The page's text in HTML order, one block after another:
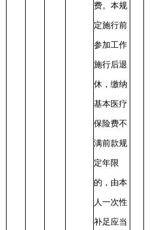
费。本规
定施行前
参加工作
施行后退
休，缴纳
基本医疗
保险费不
满前款规
定年限
的，由本
人一次性
补足应当